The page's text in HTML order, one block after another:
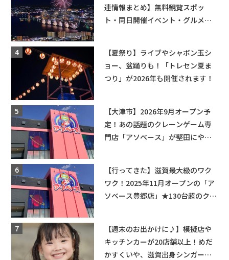
連情報まとめ】無料観覧スポッ
ト・同日開催イベント・グルメマ
【夏祭り】ライブやシャボン玉シ
ョー、盆踊りも！「トレセン夏ま
つり」が2026年も開催されます！
【大津市】2026年9月オープン予
定！あの話題のクレーンゲーム専
門店「アソベース」が堅田にやっ
【行ってきた】滋賀最大級のワク
ワク！2025年11月オープンの「ア
ソベース豊郷店」★130台超のクレ
【週末のお出かけに♪】模擬店や
キッチンカーが20店舗以上！めだ
かすくいや、滋賀出身シンガーソ